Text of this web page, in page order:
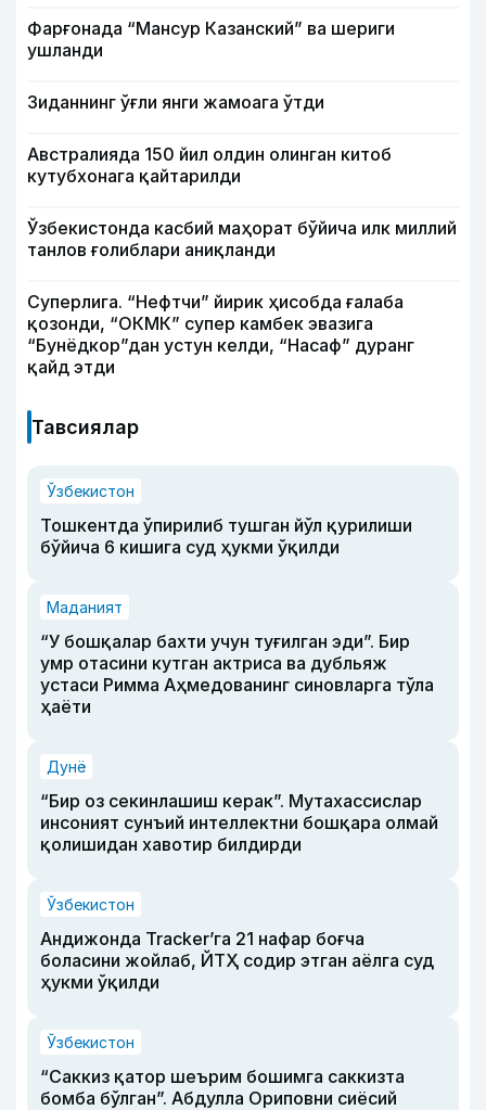
Фарғонада “Мансур Казанский” ва шериги
ушланди
Зиданнинг ўғли янги жамоага ўтди
Австралияда 150 йил олдин олинган китоб
кутубхонага қайтарилди
Ўзбекистонда касбий маҳорат бўйича илк миллий
танлов ғолиблари аниқланди
Суперлига. “Нефтчи” йирик ҳисобда ғалаба
қозонди, “ОКМК” супер камбек эвазига
“Бунёдкор”дан устун келди, “Насаф” дуранг
қайд этди
Тавсиялар
Ўзбекистон
Тошкентда ўпирилиб тушган йўл қурилиши
бўйича 6 кишига суд ҳукми ўқилди
Маданият
“У бошқалар бахти учун туғилган эди”. Бир
умр отасини кутган актриса ва дубльяж
устаси Римма Аҳмедованинг синовларга тўла
ҳаёти
Дунё
“Бир оз секинлашиш керак”. Мутахассислар
инсоният сунъий интеллектни бошқара олмай
қолишидан хавотир билдирди
Ўзбекистон
Андижонда Tracker’га 21 нафар боғча
боласини жойлаб, ЙТҲ содир этган аёлга суд
ҳукми ўқилди
Ўзбекистон
“Саккиз қатор шеърим бошимга саккизта
бомба бўлган”. Абдулла Ориповни сиёсий